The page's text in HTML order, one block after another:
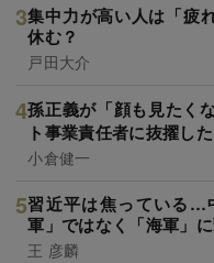
集中力が高い人は「疲
休む？
戸田大介
孫正義が「顔も見たく
ト事業責任者に抜擢し
小倉健一
習近平は焦っている…
軍」ではなく「海軍」
王 彦麟